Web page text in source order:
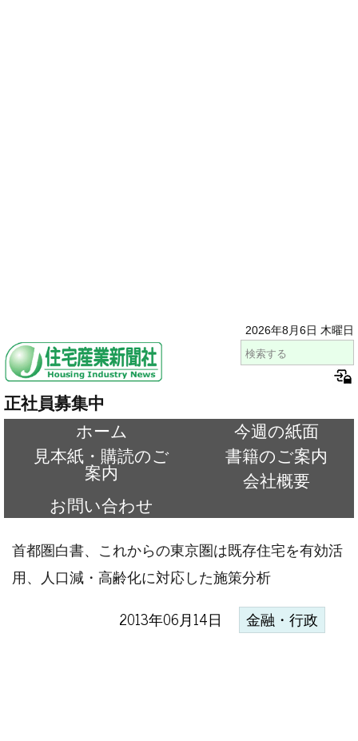
2026年8月6日 木曜日
正社員募集中
ホーム
今週の紙面
見本紙・購読のご
案内
書籍のご案内
会社概要
お問い合わせ
首都圏白書、これからの東京圏は既存住宅を有効活
用、人口減・高齢化に対応した施策分析
2013年06月14日 金融・行政